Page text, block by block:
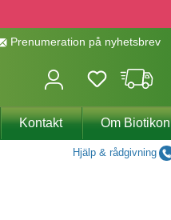
Prenumeration på nyhetsbrev
Kontakt Om Biotikon
Hjälp & rådgivning